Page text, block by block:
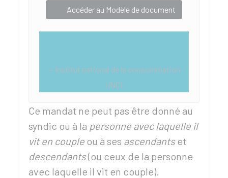
Accéder au Modèle de document
Institut national de la consommation
(INC)
Ce mandat ne peut pas être donné au
syndic ou à la personne avec laquelle il
vit en couple ou à ses ascendantset
descendants(ou ceux de la personne
avec laquelle il vit en couple).